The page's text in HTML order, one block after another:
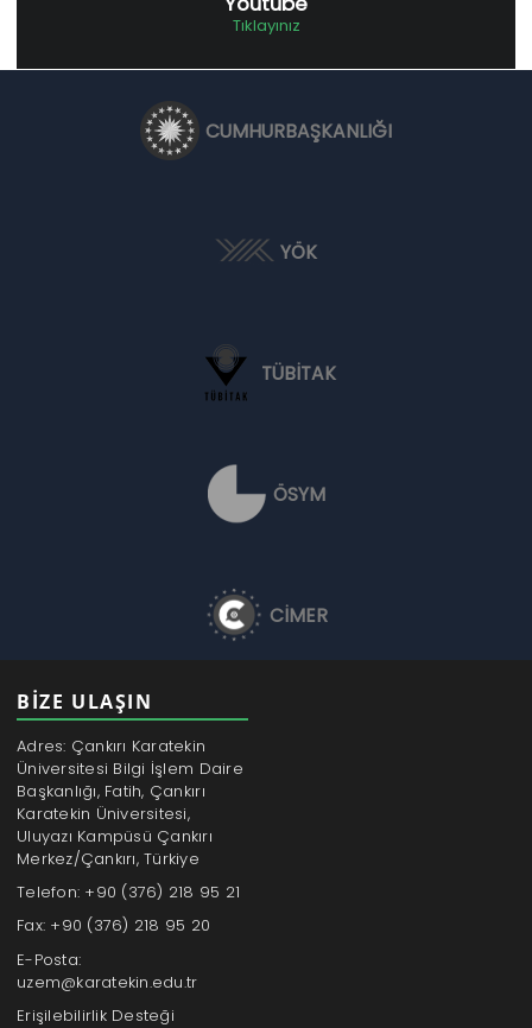
Tıklayınız
CUMHURBAŞKANLIĞI
YÖK
TÜBİTAK
ÖSYM
CİMER
BİZE ULAŞIN
Adres: Çankırı Karatekin
Üniversitesi Bilgi İşlem Daire
Başkanlığı, Fatih, Çankırı
Karatekin Üniversitesi,
Uluyazı Kampüsü Çankırı
Merkez/Çankırı, Türkiye
Telefon: +90 (376) 218 95 21
Fax: +90 (376) 218 95 20
E-Posta:
uzem@karatekin.edu.tr
Erişilebilirlik Desteği